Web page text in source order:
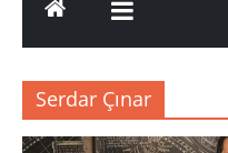
Serdar Çınar